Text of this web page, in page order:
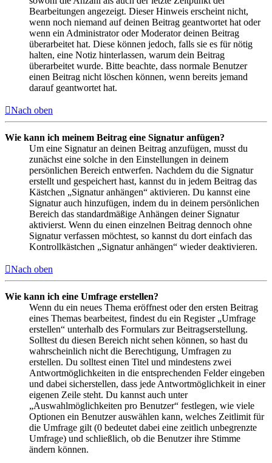
Bearbeitungen angezeigt. Dieser Hinweis erscheint nicht,
wenn noch niemand auf deinen Beitrag geantwortet hat oder
wenn ein Administrator oder Moderator deinen Beitrag
überarbeitet hat. Diese können jedoch, falls sie es für nötig
halten, eine Notiz hinterlassen, warum dein Beitrag
überarbeitet wurde. Bitte beachte, dass normale Benutzer
einen Beitrag nicht löschen können, wenn bereits jemand
darauf geantwortet hat.
Nach oben
Wie kann ich meinem Beitrag eine Signatur anfügen?
Um eine Signatur an deinen Beitrag anzufügen, musst du
zunächst eine solche in den Einstellungen in deinem
persönlichen Bereich entwerfen. Nachdem du die Signatur
erstellt und gespeichert hast, kannst du in jedem Beitrag das
Kästchen „Signatur anhängen“ aktivieren. Du kannst eine
Signatur auch hinzufügen, indem du in deinem persönlichen
Bereich das standardmäßige Anhängen deiner Signatur
aktivierst. Wenn du einen einzelnen Beitrag dennoch ohne
Signatur verfassen möchtest, so kannst du dort einfach das
Kontrollkästchen „Signatur anhängen“ wieder deaktivieren.
Nach oben
Wie kann ich eine Umfrage erstellen?
Wenn du ein neues Thema eröffnest oder den ersten Beitrag
eines Themas bearbeitest, findest du ein Register „Umfrage
erstellen“ unterhalb des Formulars zur Beitragserstellung.
Solltest du diesen Bereich nicht sehen können, so hast du
wahrscheinlich nicht die Berechtigung, Umfragen zu
erstellen. Du solltest einen Titel und mindestens zwei
Antwortmöglichkeiten in die entsprechenden Felder eingeben
und dabei sicherstellen, dass jede Antwortmöglichkeit in einer
eigenen Zeile steht. Du kannst auch unter
„Auswahlmöglichkeiten pro Benutzer“ festlegen, wie viele
Optionen ein Benutzer auswählen kann, welches Zeitlimit für
die Umfrage gilt (0 bedeutet dabei eine zeitlich unbegrenzte
Umfrage) und schließlich, ob die Benutzer ihre Stimme
ändern können.